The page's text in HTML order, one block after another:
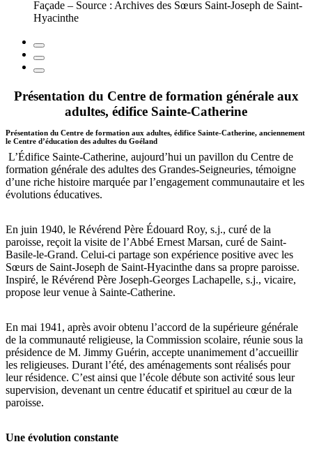
Façade – Source : Archives des Sœurs Saint-Joseph de Saint-
Hyacinthe
Présentation du Centre de formation générale aux
adultes, édifice Sainte-Catherine
Présentation du Centre de formation aux adultes, édifice Sainte-Catherine, anciennement
le Centre d’éducation des adultes du Goéland
L’Édifice Sainte-Catherine, aujourd’hui un pavillon du Centre de
formation générale des adultes des Grandes-Seigneuries, témoigne
d’une riche histoire marquée par l’engagement communautaire et les
évolutions éducatives.
En juin 1940, le Révérend Père Édouard Roy, s.j., curé de la
paroisse, reçoit la visite de l’Abbé Ernest Marsan, curé de Saint-
Basile-le-Grand. Celui-ci partage son expérience positive avec les
Sœurs de Saint-Joseph de Saint-Hyacinthe dans sa propre paroisse.
Inspiré, le Révérend Père Joseph-Georges Lachapelle, s.j., vicaire,
propose leur venue à Sainte-Catherine.
En mai 1941, après avoir obtenu l’accord de la supérieure générale
de la communauté religieuse, la Commission scolaire, réunie sous la
présidence de M. Jimmy Guérin, accepte unanimement d’accueillir
les religieuses. Durant l’été, des aménagements sont réalisés pour
leur résidence. C’est ainsi que l’école débute son activité sous leur
supervision, devenant un centre éducatif et spirituel au cœur de la
paroisse.
Une évolution constante